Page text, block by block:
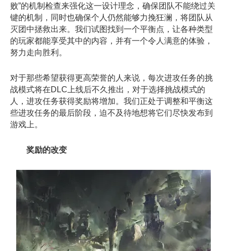
败”的机制检查来强化这一设计理念，确保团队不能绕过关
键的机制，同时也确保个人仍然能够力挽狂澜，将团队从
灭团中拯救出来。我们试图找到一个平衡点，让各种类型
的玩家都能享受其中的内容，并有一个令人满意的体验，
努力走向胜利。
对于那些希望获得更高荣誉的人来说，每次进攻任务的挑
战模式将在DLC上线后不久推出，对于选择挑战模式的
人，进攻任务获得奖励将增加。我们正处于调整和平衡这
些进攻任务的最后阶段，迫不及待地想将它们尽快发布到
游戏上。
奖励的改变